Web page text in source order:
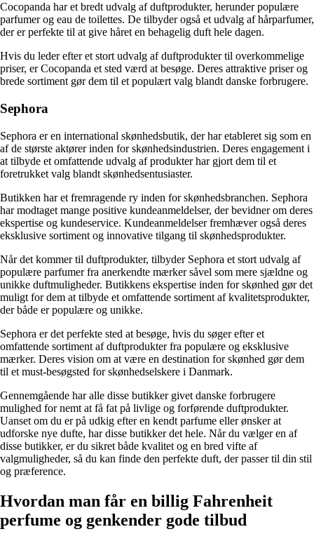
Cocopanda har et bredt udvalg af duftprodukter, herunder populære
parfumer og eau de toilettes. De tilbyder også et udvalg af hårparfumer,
der er perfekte til at give håret en behagelig duft hele dagen.
Hvis du leder efter et stort udvalg af duftprodukter til overkommelige
priser, er Cocopanda et sted værd at besøge. Deres attraktive priser og
brede sortiment gør dem til et populært valg blandt danske forbrugere.
Sephora
Sephora er en international skønhedsbutik, der har etableret sig som en
af de største aktører inden for skønhedsindustrien. Deres engagement i
at tilbyde et omfattende udvalg af produkter har gjort dem til et
foretrukket valg blandt skønhedsentusiaster.
Butikken har et fremragende ry inden for skønhedsbranchen. Sephora
har modtaget mange positive kundeanmeldelser, der bevidner om deres
ekspertise og kundeservice. Kundeanmeldelser fremhæver også deres
eksklusive sortiment og innovative tilgang til skønhedsprodukter.
Når det kommer til duftprodukter, tilbyder Sephora et stort udvalg af
populære parfumer fra anerkendte mærker såvel som mere sjældne og
unikke duftmuligheder. Butikkens ekspertise inden for skønhed gør det
muligt for dem at tilbyde et omfattende sortiment af kvalitetsprodukter,
der både er populære og unikke.
Sephora er det perfekte sted at besøge, hvis du søger efter et
omfattende sortiment af duftprodukter fra populære og eksklusive
mærker. Deres vision om at være en destination for skønhed gør dem
til et must-besøgsted for skønhedselskere i Danmark.
Gennemgående har alle disse butikker givet danske forbrugere
mulighed for nemt at få fat på livlige og forførende duftprodukter.
Uanset om du er på udkig efter en kendt parfume eller ønsker at
udforske nye dufte, har disse butikker det hele. Når du vælger en af ​​
disse butikker, er du sikret både kvalitet og en bred vifte af
valgmuligheder, så du kan finde den perfekte duft, der passer til din stil
og præference.
Hvordan man får en billig Fahrenheit
perfume og genkender gode tilbud